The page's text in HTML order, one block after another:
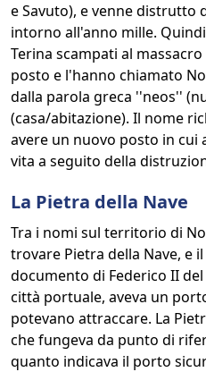
e Savuto), e venne distrutto
intorno all'anno mille.
Terina scampati al
posto e l'hanno chiamato
dalla parola greca ''neos''
(casa/abitazione). Il nome
avere un nuovo posto in cui
vita a seguito della
La Pietra della Nave
Tra i nomi sul territorio di
trovare Pietra della Nave, e
documento di Federico II
città portuale, aveva un
potevano attraccare. La
che fungeva da punto di
quanto indicava il porto